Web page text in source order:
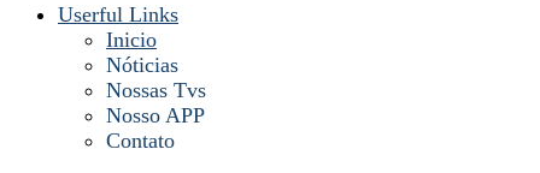
Userful Links
Inicio
Nóticias
Nossas Tvs
Nosso APP
Contato